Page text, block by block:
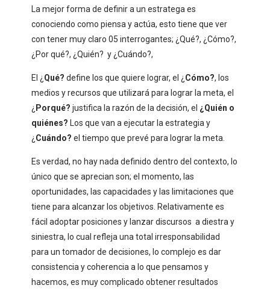
La mejor forma de definir a un estratega es
conociendo como piensa y actúa, esto tiene que ver
con tener muy claro 05 interrogantes; ¿Qué?, ¿Cómo?,
¿Por qué?, ¿Quién? y ¿Cuándo?,
El ¿ Qué? define los que quiere lograr, el ¿ Cómo?, los
medios y recursos que utilizará para lograr la meta, el
¿ Porqué? justifica la razón de la decisión, el ¿Quién o
quiénes? Los que van a ejecutar la estrategia y
¿ Cuándo? el tiempo que prevé para lograr la meta.
Es verdad, no hay nada definido dentro del contexto, lo
único que se aprecian son; el momento, las
oportunidades, las capacidades y las limitaciones que
tiene para alcanzar los objetivos. Relativamente es
fácil adoptar posiciones y lanzar discursos a diestra y
siniestra, lo cual refleja una total irresponsabilidad
para un tomador de decisiones, lo complejo es dar
consistencia y coherencia a lo que pensamos y
hacemos, es muy complicado obtener resultados